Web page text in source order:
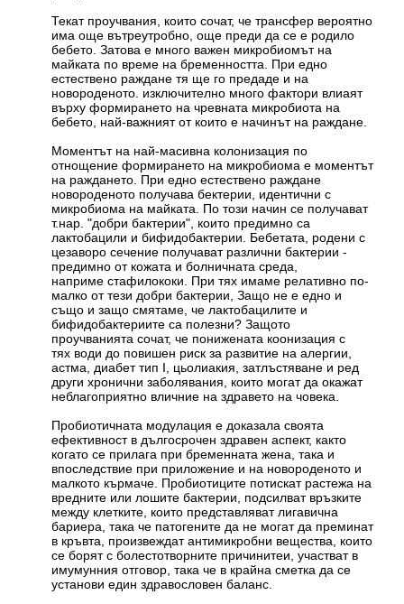
Текат проучвания, които сочат, че трансфер вероятно
има още вътреутробно, още преди да се е родило
бебето. Затова е много важен микробиомът на
майката по време на бременността. При едно
естествено раждане тя ще го предаде и на
новороденото. изключително много фактори влиаят
върху формирането на чревната микробиота на
бебето, най-важният от които е начинът на раждане.
Моментът на най-масивна колонизация по
отнощение формирането на микробиома е моментът
на раждането. При едно естествено раждане
новороденото получава бектерии, идентични с
микробиома на майката. По този начин се получават
т.нар. "добри бактерии", които предимно са
лактобацили и бифидобактерии. Бебетата, родени с
цезаворо сечение получават различни бактерии -
предимно от кожата и болничната среда,
наприме стафилококи. При тях имаме релативно по-
малко от тези добри бактерии, Защо не е едно и
също и защо смятаме, че лактобацилите и
бифидобактериите са полезни? Защото
проучванията сочат, че понижената коонизация с
тях води до повишен риск за развитие на алергии,
астма, диабет тип I, цьолиакия, затлъстяване и ред
други хронични заболявания, които могат да окажат
неблагоприятно вличние на здравето на човека.
Пробиотичната модулация е доказала своята
ефективност в дългосрочен здравен аспект, както
когато се прилага при бременната жена, така и
впоследствие при приложение и на новороденото и
малкото кърмаче. Пробиотиците потискат растежа на
вредните или лошите бактерии, подсилват връзките
между клетките, които представляват лигавична
бариера, така че патогените да не могат да преминат
в кръвта, произвеждат антимикробни вещества, които
се борят с болестотворните причинитеи, участват в
имумунния отговор, така че в крайна сметка да се
установи един здравословен баланс.